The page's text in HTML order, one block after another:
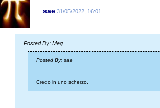
sae 31/05/2022, 16:01
Posted By: Meg
Posted By: sae
Credo in uno scherzo,